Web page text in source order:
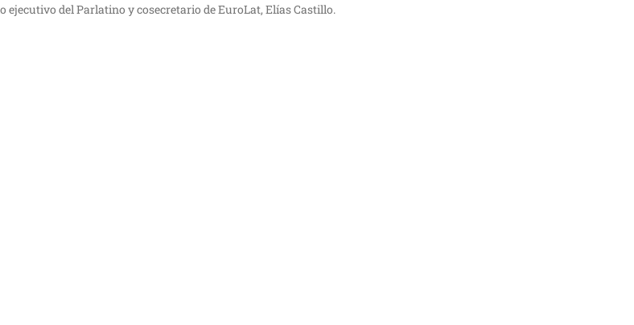
ejecutivo del Parlatino y cosecretario de EuroLat, Elías Castillo.